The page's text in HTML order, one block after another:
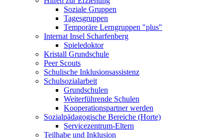
Soziale Gruppen
Tagesgruppen
Temporäre Lerngruppen "plus"
Internat Insel Scharfenberg
Spieledoktor
Kristall Grundschule
Peer Scouts
Schulische Inklusionsassistenz
Schulsozialarbeit
Grundschulen
Weiterführende Schulen
Kooperationspartner werden
Sozialpädagogische Bereiche (Horte)
Servicezentrum-Eltern
Teilhabe und Inklusion